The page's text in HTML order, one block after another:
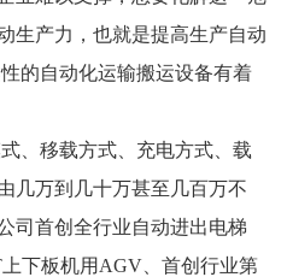
生产力，也就是提高生产自动
的自动化运输搬运设备有着
、移载方式、充电方式、载
几万到几十万甚至几百万不
司首创全行业自动进出电梯
下板机用AGV、首创行业第